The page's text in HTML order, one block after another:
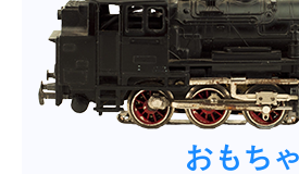
おもちゃ